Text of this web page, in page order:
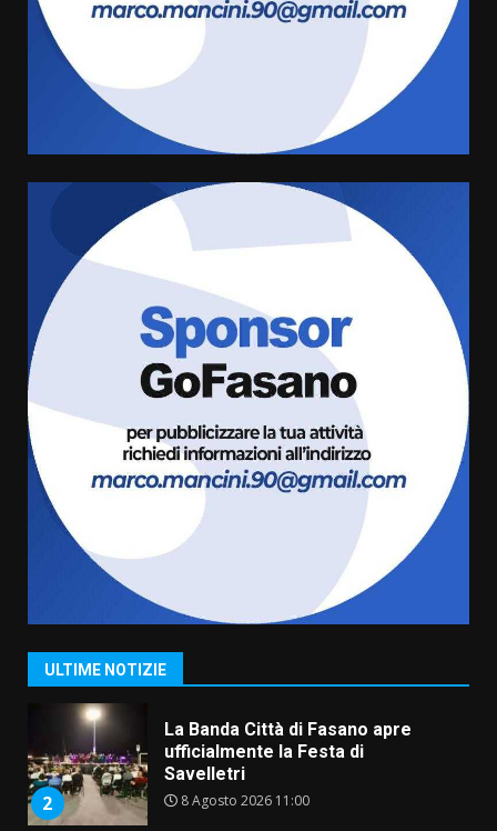
ULTIME NOTIZIE
“I Contestatori: Musica di
Rivoluzione”: nuovo
appuntamento con “Fasano in
Banda”
amarezza per esclusione dal
campionato di calcio”
7 Agosto 2026 06:00
Fasanese ferito a colpi di arma
da fuoco
6 Agosto 2026 18:13
Serie D, l’Us Fasano non molla e
conferma di voler ricorrere per
ottenere l’iscrizione
8 Agosto 2026 19:55
2
La Banda Città di Fasano apre
ufficialmente la Festa di
3
Savelletri in festa, domani sera
grande spettacolo con Uccio De
Santis
8 Agosto 2026 07:30